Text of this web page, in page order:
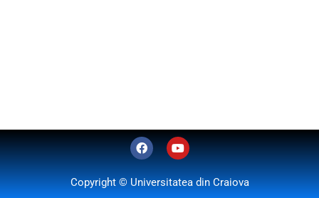
F
a
c
e
b
Y
o
u
t
u
Copyright © Universitatea din Craiova